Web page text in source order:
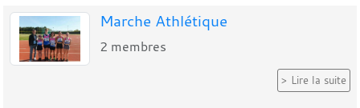
Marche Athlétique
2 membres
Lire la suite